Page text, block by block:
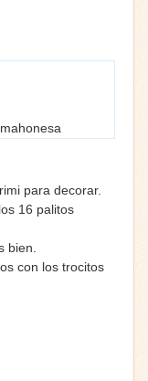
para decorar.
16 palitos
bien.
con los trocitos